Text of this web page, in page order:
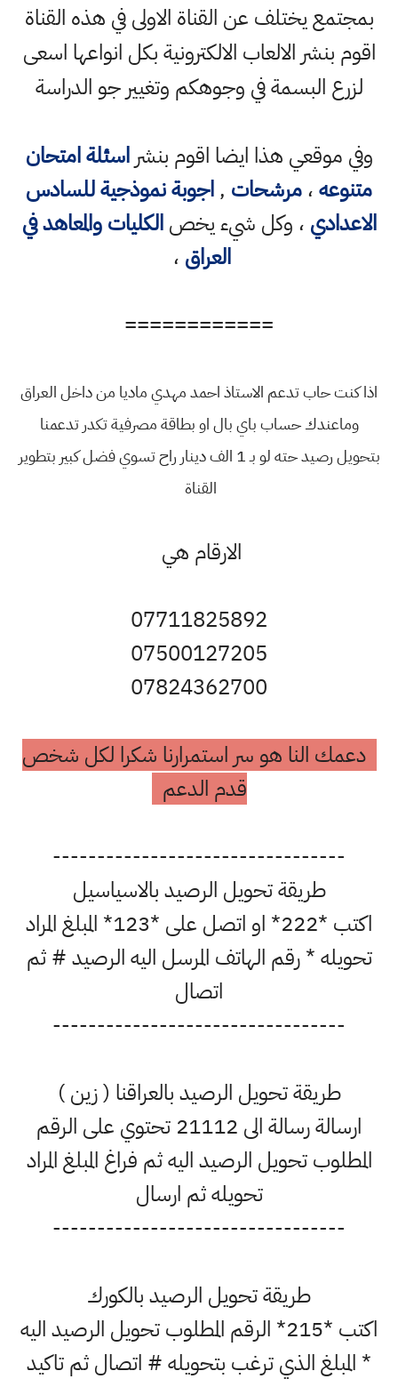
بمجتمع يختلف عن القناة الاولى في هذه القناة
اقوم بنشر الالعاب الالكترونية بكل انواعها اسعى
لزرع البسمة في وجوهكم وتغيير جو الدراسة
وفي موقعي هذا ايضا اقوم بنشراسئلة امتحان
متنوعه،مرشحات ,اجوبة نموذجية للسادس
الاعدادي ، وكل شيء يخصالكليات والمعاهد في
العراق ،
============
اذا كنت حاب تدعم الاستاذ احمد مهدي ماديا من داخل العراق
وماعندك حساب باي بال او بطاقة مصرفية تكدر تدعمنا
بتحويل رصيد حته لو بـ 1 الف دينار راح تسوي فضل كبير بتطوير
القناة
الارقام هي
07711825892
07500127205
07824362700
دعمك النا هو سر استمرارنا شكرا لكل شخص
قدم الدعم
---------------------------------
طريقة تحويل الرصيد بالاسياسيل
اكتب *222* او اتصل على *123* المبلغ المراد
تحويله * رقم الهاتف المرسل اليه الرصيد # ثم
اتصال
---------------------------------
طريقة تحويل الرصيد بالعراقنا ( زين )
ارسالة رسالة الى 21112 تحتوي على الرقم
المطلوب تحويل الرصيد اليه ثم فراغ المبلغ المراد
تحويله ثم ارسال
---------------------------------
طريقة تحويل الرصيد بالكورك
اكتب *215* الرقم المطلوب تحويل الرصيد اليه
* المبلغ الذي ترغب بتحويله # اتصال ثم تاكيد